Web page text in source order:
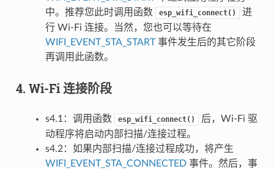
中。推荐您此时调用函数
esp_wifi_connect()
进
行 Wi-Fi 连接。当然，您也可以等待在
WIFI_EVENT_STA_START事件发生后的其它阶段
再调用此函数。
4. Wi-Fi 连接阶段
s4.1：调用函数 esp_wifi_connect()
后，Wi-Fi 驱
动程序将启动内部扫描/连接过程。
s4.2：如果内部扫描/连接过程成功，将产生
WIFI_EVENT_STA_CONNECTED事件。然后，事